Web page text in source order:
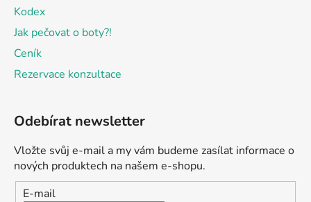
Kodex
Jak pečovat o boty?!
Ceník
Rezervace konzultace
Odebírat newsletter
Vložte svůj e-mail a my vám budeme zasílat informace o
nových produktech na našem e-shopu.
E-mail